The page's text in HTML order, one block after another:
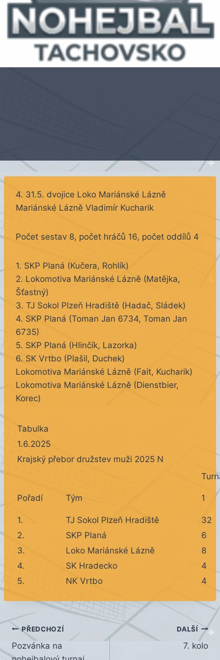
4. 31.5. dvojice Loko Mariánské Lázně
Mariánské Lázně Vladimír Kucharik
Počet sestav 8, počet hráčů 16, počet oddílů 4
1. SKP Planá (Kučera, Rohlík)
2. Lokomotiva Mariánské Lázně (Matějka,
Šťastný)
3. TJ Sokol Plzeň Hradiště (Hadač, Sládek)
4. SKP Planá (Toman Jan 6734, Toman Jan
6735)
5. SKP Planá (Hlinčík, Lazorka)
6. SK Vrtbo (Plašil, Duchek)
Lokomotiva Mariánské Lázně (Fait, Kucharik)
Lokomotiva Mariánské Lázně (Dienstbier,
Korec)
Tabulka
1.6.2025
Krajský přebor družstev muži 2025 N
Pořadí Tým 1
1. TJ Sokol Plzeň Hradiště
32
2.
SKP Planá
6
3.
Loko Mariánské Lázně
8
4.
SK Hradecko
4
5.
NK Vrtbo 4
Navigace
pro
PŘEDCHOZÍ
Pozvánka na
DALŠÍ
7. kolo